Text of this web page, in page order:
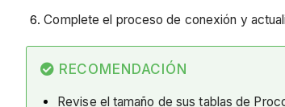
Complete el proceso de conexión y
RECOMENDACIÓN
Revise el tamaño de sus tablas de